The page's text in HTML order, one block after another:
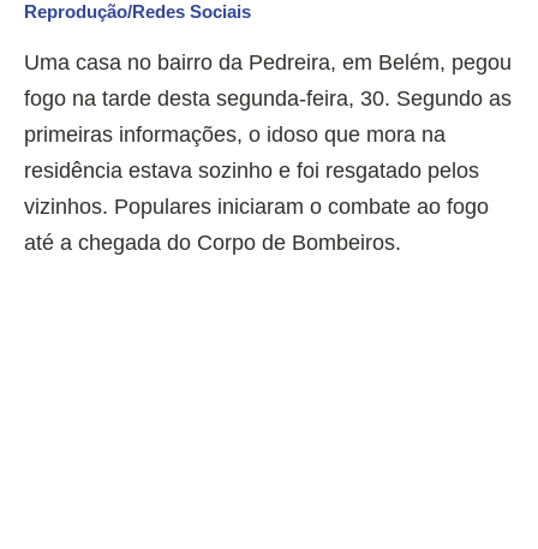
Reprodução/Redes Sociais
Uma casa no bairro da Pedreira, em Belém, pegou
fogo na tarde desta segunda-feira, 30. Segundo as
primeiras informações, o idoso que mora na
residência estava sozinho e foi resgatado pelos
vizinhos. Populares iniciaram o combate ao fogo
até a chegada do Corpo de Bombeiros.